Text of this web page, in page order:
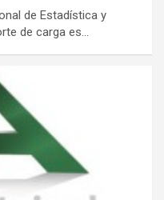
de Estadística y
de carga es…